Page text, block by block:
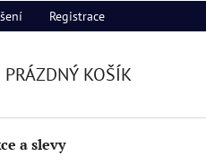
Registrace
PRÁZDNÝ KOŠÍK
a slevy